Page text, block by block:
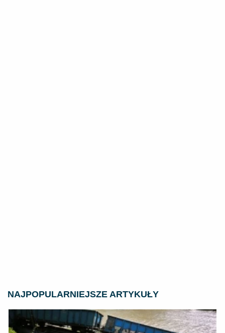
NAJPOPULARNIEJSZE ARTYKUŁY